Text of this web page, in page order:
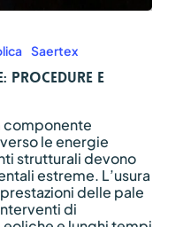
Saertex
procedure e
componente
le energie
strutturali devono
estreme. L’usura
delle pale
di